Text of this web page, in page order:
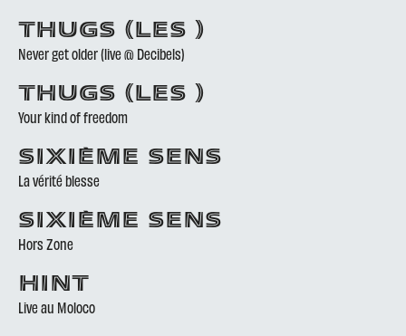
THUGS (LES )
Never get older (live @ Decibels)
THUGS (LES )
Your kind of freedom
SIXIÈME SENS
La vérité blesse
SIXIÈME SENS
Hors Zone
HINT
Live au Moloco